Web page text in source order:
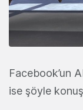
Facebook’un
ise şöyle